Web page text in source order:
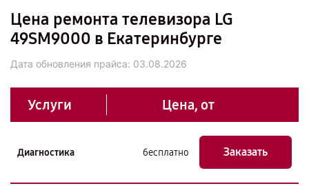
Цена ремонта телевизора LG
49SM9000 в Екатеринбурге
Дата обновления прайса: 03.08.2026
Услуги Цена, от
Диагностика бесплатно Заказать